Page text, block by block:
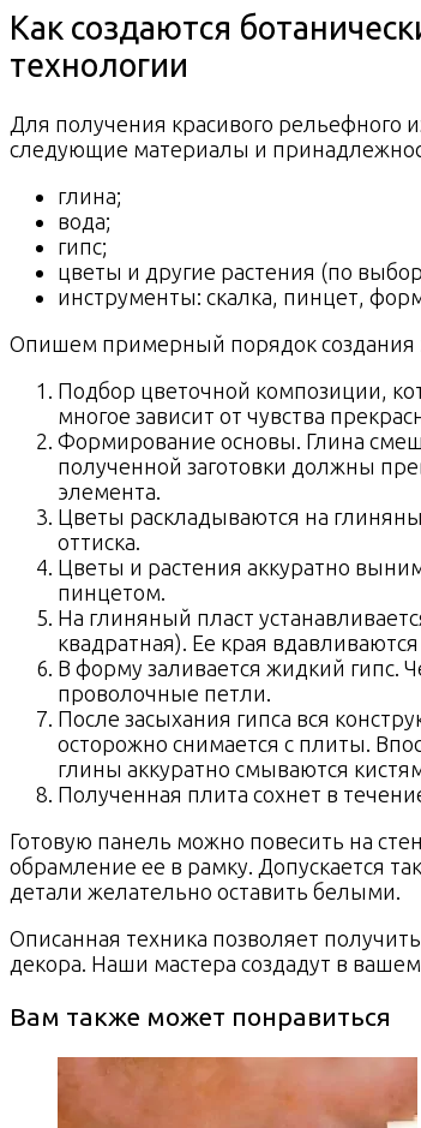
Как создаются
технологии
Для получения красивого рельефного
следующие материалы и
глина;
вода;
гипс;
цветы и другие растения (по
инструменты: скалка, пинцет,
Опишем примерный порядок создания
Подбор цветочной композиции,
многое зависит от чувства
Формирование основы. Глина
полученной заготовки должны
элемента.
Цветы раскладываются на
оттиска.
Цветы и растения аккуратно
пинцетом.
На глиняный пласт
квадратная). Ее края
В форму заливается жидкий гипс.
проволочные петли.
После засыхания гипса вся
осторожно снимается с плиты.
глины аккуратно смываются
Полученная плита сохнет в
Готовую панель можно повесить на
обрамление ее в рамку. Допускается
детали желательно оставить белыми.
Описанная техника позволяет
декора. Наши мастера создадут в
Вам также может понравиться